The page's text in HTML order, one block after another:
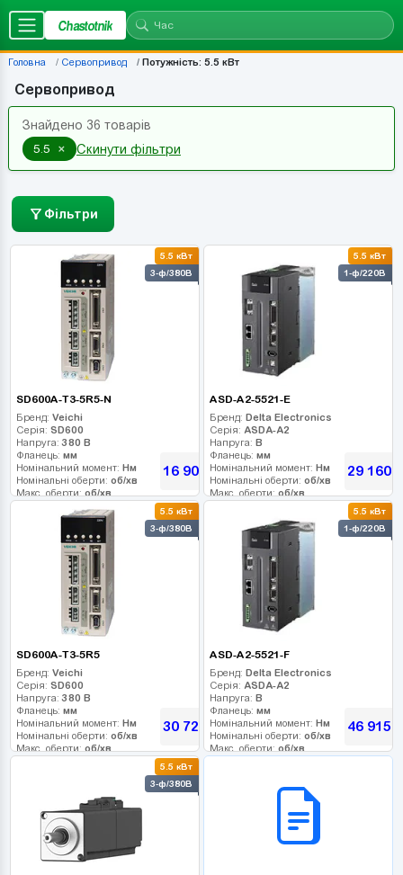
Chastotnik
Головна Сервопривод Потужність: 5.5 кВт
Сервопривод
Знайдено 36 товарів
5.5
× Скинути фільтри
Фільтри
5.5 кВт
3-ф/380В
SD600A-T3-5R5-N
Бренд: Veichi
Серія: SD600
Напруга:380 В
Фланець: мм
Номінальний момент: Нм
Номінальні оберти: об/хв
Макс. оберти: об/хв
16 902 грн
5.5 кВт
1-ф/220В
ASD-A2-5521-E
Бренд: Delta Electronics
Серія: ASDA-A2
Напруга: В
Фланець: мм
Номінальний момент: Нм
Номінальні оберти: об/хв
Макс. оберти: об/хв
Гальмо:
29 160
5.5 кВт
3-ф/380В
SD600A-T3-5R5
Бренд: Veichi
Серія: SD600
Напруга:380 В
Фланець: мм
Номінальний момент: Нм
Номінальні оберти: об/хв
Макс. оберти: об/хв
30 726 грн
5.5 кВт
1-ф/220В
ASD-A2-5521-F
Бренд: Delta Electronics
Серія: ASDA-A2
Напруга: В
Фланець: мм
Номінальний момент: Нм
Номінальні оберти: об/хв
Макс. оберти: об/хв
46 915
5.5 кВт
3-ф/380В